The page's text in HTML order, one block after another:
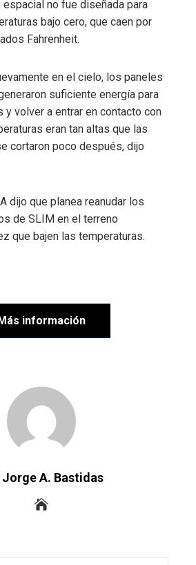
espacial no fue diseñada para
bajo cero, que caen por
Fahrenheit.
en el cielo, los paneles
suficiente energía para
y volver a entrar en contacto con
eran tan altas que las
cortaron poco después, dijo
dijo que planea reanudar los
de SLIM en el terreno
que bajen las temperaturas.
información
Jorge A. Bastidas